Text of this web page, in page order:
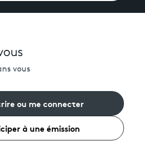
vous
ou me connecter
à une émission